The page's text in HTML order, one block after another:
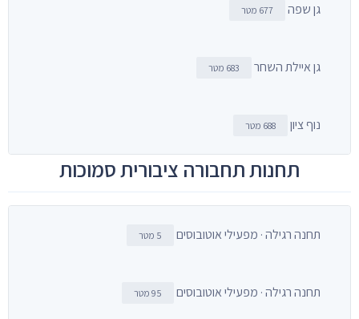
גן שפה 677 מטר
גן איילת השחר 683 מטר
נוף ציון 688 מטר
תחנות תחבורה ציבורית סמוכות
תחנה רגילה · מפעילי אוטובוסים 5 מטר
תחנה רגילה · מפעילי אוטובוסים 95 מטר